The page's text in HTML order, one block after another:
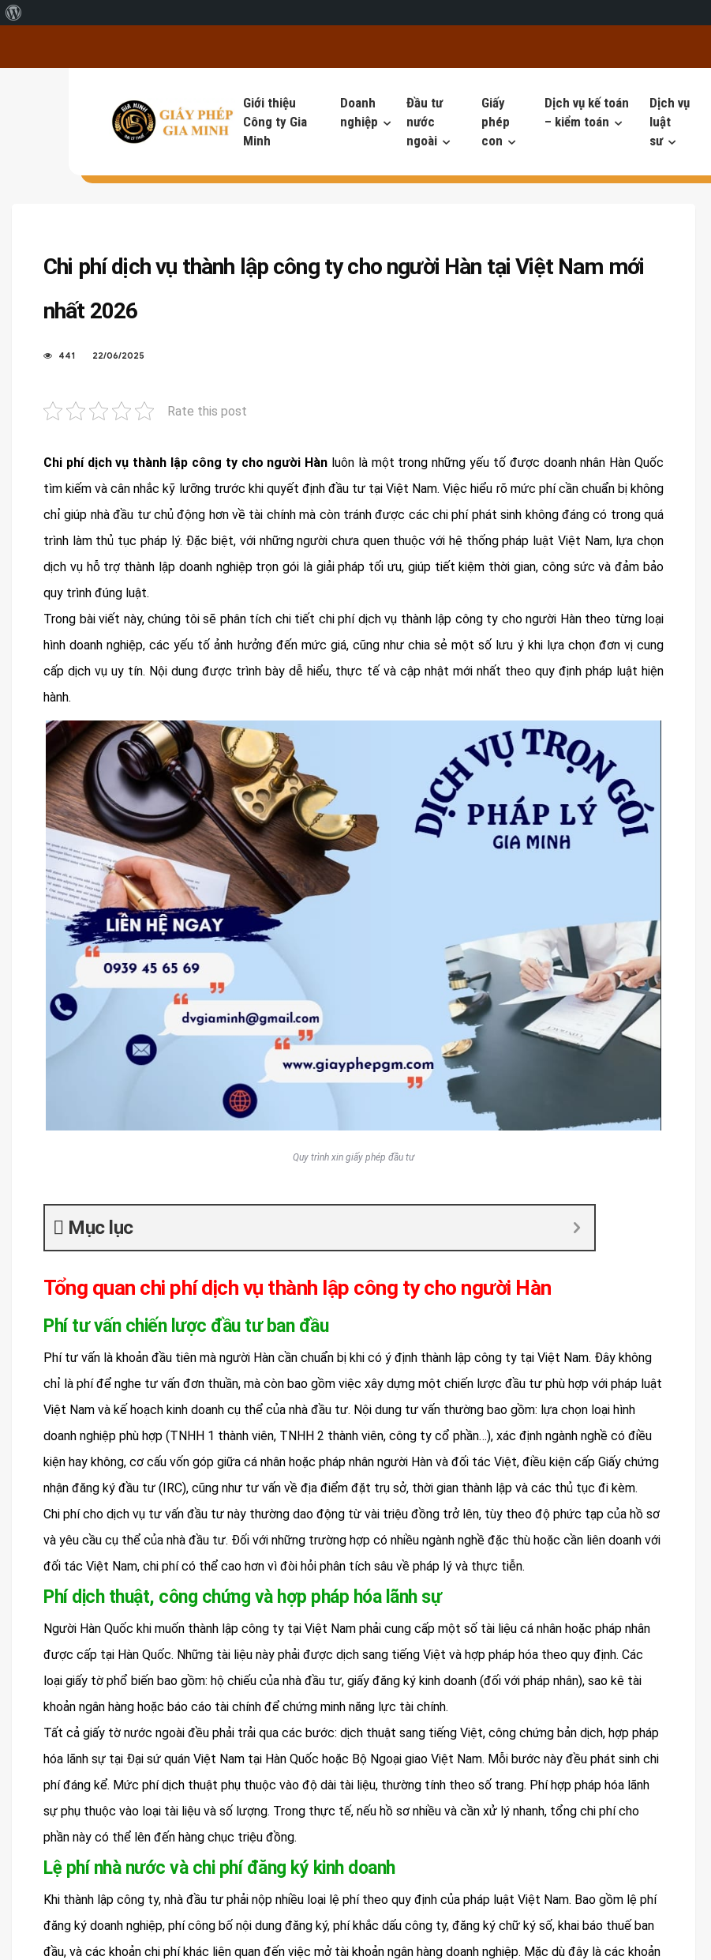
Giới thiệu
Công ty Gia
Minh
Doanh
nghiệp
Đầu tư
nước
ngoài
Giấy
phép
con
Dịch vụ kế toán
– kiểm toán
Dịch vụ
luật
sư
Chi phí dịch vụ thành lập công ty cho người Hàn tại Việt Nam mới
nhất 2026
441 22/06/2025
Rate this post
Chi phí dịch vụ thành lập công ty cho người Hàn luôn là một trong những yếu tố được doanh nhân Hàn Quốc
tìm kiếm và cân nhắc kỹ lưỡng trước khi quyết định đầu tư tại Việt Nam. Việc hiểu rõ mức phí cần chuẩn bị không
chỉ giúp nhà đầu tư chủ động hơn về tài chính mà còn tránh được các chi phí phát sinh không đáng có trong quá
trình làm thủ tục pháp lý. Đặc biệt, với những người chưa quen thuộc với hệ thống pháp luật Việt Nam, lựa chọn
dịch vụ hỗ trợ thành lập doanh nghiệp trọn gói là giải pháp tối ưu, giúp tiết kiệm thời gian, công sức và đảm bảo
quy trình đúng luật.
Trong bài viết này, chúng tôi sẽ phân tích chi tiết chi phí dịch vụ thành lập công ty cho người Hàn theo từng loại
hình doanh nghiệp, các yếu tố ảnh hưởng đến mức giá, cũng như chia sẻ một số lưu ý khi lựa chọn đơn vị cung
cấp dịch vụ uy tín. Nội dung được trình bày dễ hiểu, thực tế và cập nhật mới nhất theo quy định pháp luật hiện
hành.
Quy trình xin giấy phép đầu tư
Mục lục
Tổng quan chi phí dịch vụ thành lập công ty cho người Hàn
Phí tư vấn chiến lược đầu tư ban đầu
Phí tư vấn là khoản đầu tiên mà người Hàn cần chuẩn bị khi có ý định thành lập công ty tại Việt Nam. Đây không
chỉ là phí để nghe tư vấn đơn thuần, mà còn bao gồm việc xây dựng một chiến lược đầu tư phù hợp với pháp luật
Việt Nam và kế hoạch kinh doanh cụ thể của nhà đầu tư. Nội dung tư vấn thường bao gồm: lựa chọn loại hình
doanh nghiệp phù hợp (TNHH 1 thành viên, TNHH 2 thành viên, công ty cổ phần…), xác định ngành nghề có điều
kiện hay không, cơ cấu vốn góp giữa cá nhân hoặc pháp nhân người Hàn và đối tác Việt, điều kiện cấp Giấy chứng
nhận đăng ký đầu tư (IRC), cũng như tư vấn về địa điểm đặt trụ sở, thời gian thành lập và các thủ tục đi kèm.
Chi phí cho dịch vụ tư vấn đầu tư này thường dao động từ vài triệu đồng trở lên, tùy theo độ phức tạp của hồ sơ
và yêu cầu cụ thể của nhà đầu tư. Đối với những trường hợp có nhiều ngành nghề đặc thù hoặc cần liên doanh với
đối tác Việt Nam, chi phí có thể cao hơn vì đòi hỏi phân tích sâu về pháp lý và thực tiễn.
Phí dịch thuật, công chứng và hợp pháp hóa lãnh sự
Người Hàn Quốc khi muốn thành lập công ty tại Việt Nam phải cung cấp một số tài liệu cá nhân hoặc pháp nhân
được cấp tại Hàn Quốc. Những tài liệu này phải được dịch sang tiếng Việt và hợp pháp hóa theo quy định. Các
loại giấy tờ phổ biến bao gồm: hộ chiếu của nhà đầu tư, giấy đăng ký kinh doanh (đối với pháp nhân), sao kê tài
khoản ngân hàng hoặc báo cáo tài chính để chứng minh năng lực tài chính.
Tất cả giấy tờ nước ngoài đều phải trải qua các bước: dịch thuật sang tiếng Việt, công chứng bản dịch, hợp pháp
hóa lãnh sự tại Đại sứ quán Việt Nam tại Hàn Quốc hoặc Bộ Ngoại giao Việt Nam. Mỗi bước này đều phát sinh chi
phí đáng kể. Mức phí dịch thuật phụ thuộc vào độ dài tài liệu, thường tính theo số trang. Phí hợp pháp hóa lãnh
sự phụ thuộc vào loại tài liệu và số lượng. Trong thực tế, nếu hồ sơ nhiều và cần xử lý nhanh, tổng chi phí cho
phần này có thể lên đến hàng chục triệu đồng.
Lệ phí nhà nước và chi phí đăng ký kinh doanh
Khi thành lập công ty, nhà đầu tư phải nộp nhiều loại lệ phí theo quy định của pháp luật Việt Nam. Bao gồm lệ phí
đăng ký doanh nghiệp, phí công bố nội dung đăng ký, phí khắc dấu công ty, đăng ký chữ ký số, khai báo thuế ban
đầu, và các khoản chi phí khác liên quan đến việc mở tài khoản ngân hàng doanh nghiệp. Mặc dù đây là các khoản